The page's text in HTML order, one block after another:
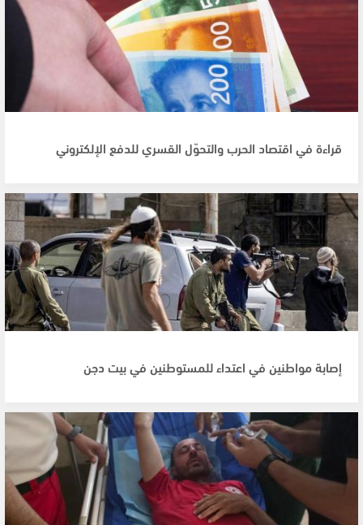
قراءة في اقتصاد الحرب والتحوّل القسري للدفع الإلكتروني
إصابة مواطنين في اعتداء للمستوطنين في بيت دجن